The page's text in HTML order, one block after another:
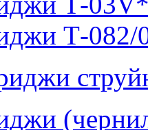
Т-